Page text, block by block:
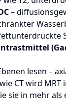
–
lesen –
CT wird
sie in mehr